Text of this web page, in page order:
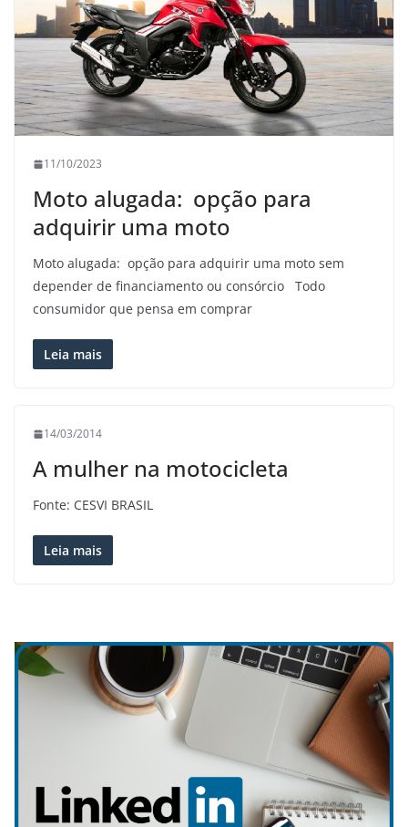
11/10/2023
Moto alugada: opção para
adquirir uma moto
Moto alugada: opção para adquirir uma moto sem
depender de financiamento ou consórcio Todo
consumidor que pensa em comprar
Leia mais
14/03/2014
A mulher na motocicleta
Fonte: CESVI BRASIL
Leia mais